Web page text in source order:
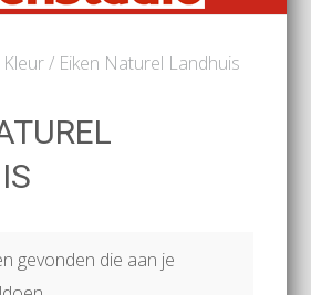
/ Eiken Naturel Landhuis
gevonden die aan je